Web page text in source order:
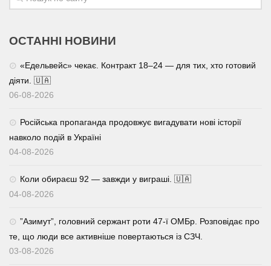
ОСТАННІ НОВИНИ
«Едельвейс» чекає. Контракт 18–24 — для тих, хто готовий
діяти. 🇺🇦
06-08-2026
Російська пропаганда продовжує вигадувати нові історії
навколо подій в Україні
04-08-2026
Коли обираєш 92 — завжди у виграші. 🇺🇦
04-08-2026
⁨”Азимут”, головний сержант роти 47-ї ОМБр. Розповідає про
те, що люди все активніше повертаються із СЗЧ.
03-08-2026